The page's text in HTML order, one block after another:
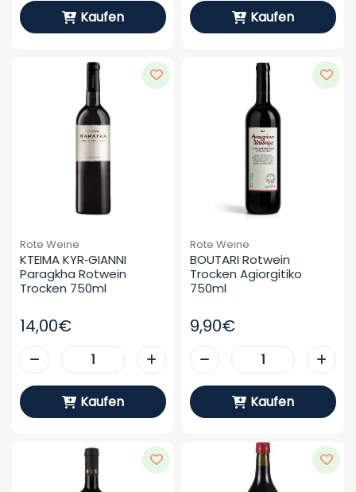
Kaufen Kaufen
Rote Weine
KTEIMA KYR‑GIANNI
Paragkha Rotwein
Trocken 750ml
14,00€
Kaufen
Rote Weine
BOUTARI Rotwein
Trocken Agiorgitiko
750ml
9,90€
Kaufen